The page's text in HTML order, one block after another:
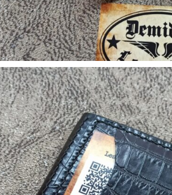
5. Аксесуари
Зажим для денег Cherry